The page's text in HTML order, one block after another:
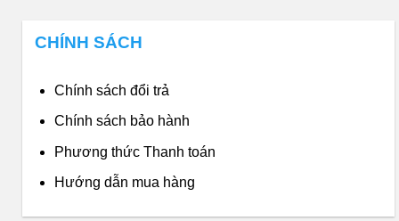
CHÍNH SÁCH
Chính sách đổi trả
Chính sách bảo hành
Phương thức Thanh toán
Hướng dẫn mua hàng